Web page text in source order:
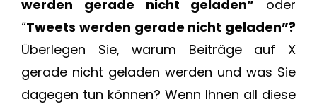
werden gerade nicht geladen” oder
“Tweets werden gerade nicht geladen”?
Überlegen Sie, warum Beiträge auf X
gerade nicht geladen werden und was Sie
dagegen tun können? Wenn Ihnen all diese